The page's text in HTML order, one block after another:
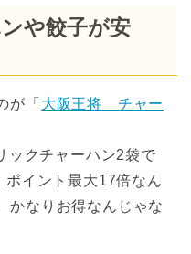
や餃子が安
が「 大阪王将 チャー
ックチャーハン2袋で
イント最大17倍なん
かなりお得なんじゃな